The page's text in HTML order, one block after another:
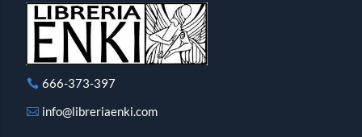
666-373-397
info@libreriaenki.com